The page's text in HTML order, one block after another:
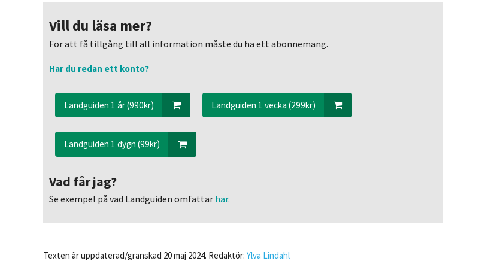
Vill du läsa mer?
För att få tillgång till all information måste du ha ett abonnemang.
Har du redan ett konto?
Landguiden 1 år (990kr) Landguiden 1 vecka (299kr)
Landguiden 1 dygn (99kr)
Vad får jag?
Se exempel på vad Landguiden omfattar här.
Texten är uppdaterad/granskad 20 maj 2024. Redaktör:Ylva Lindahl